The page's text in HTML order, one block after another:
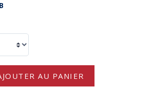
AU PANIER